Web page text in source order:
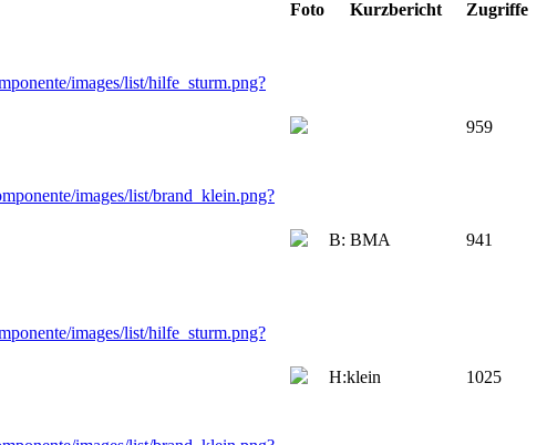
Foto Kurzbericht
Zugriffe
959
B: BMA 941
H:klein 1025